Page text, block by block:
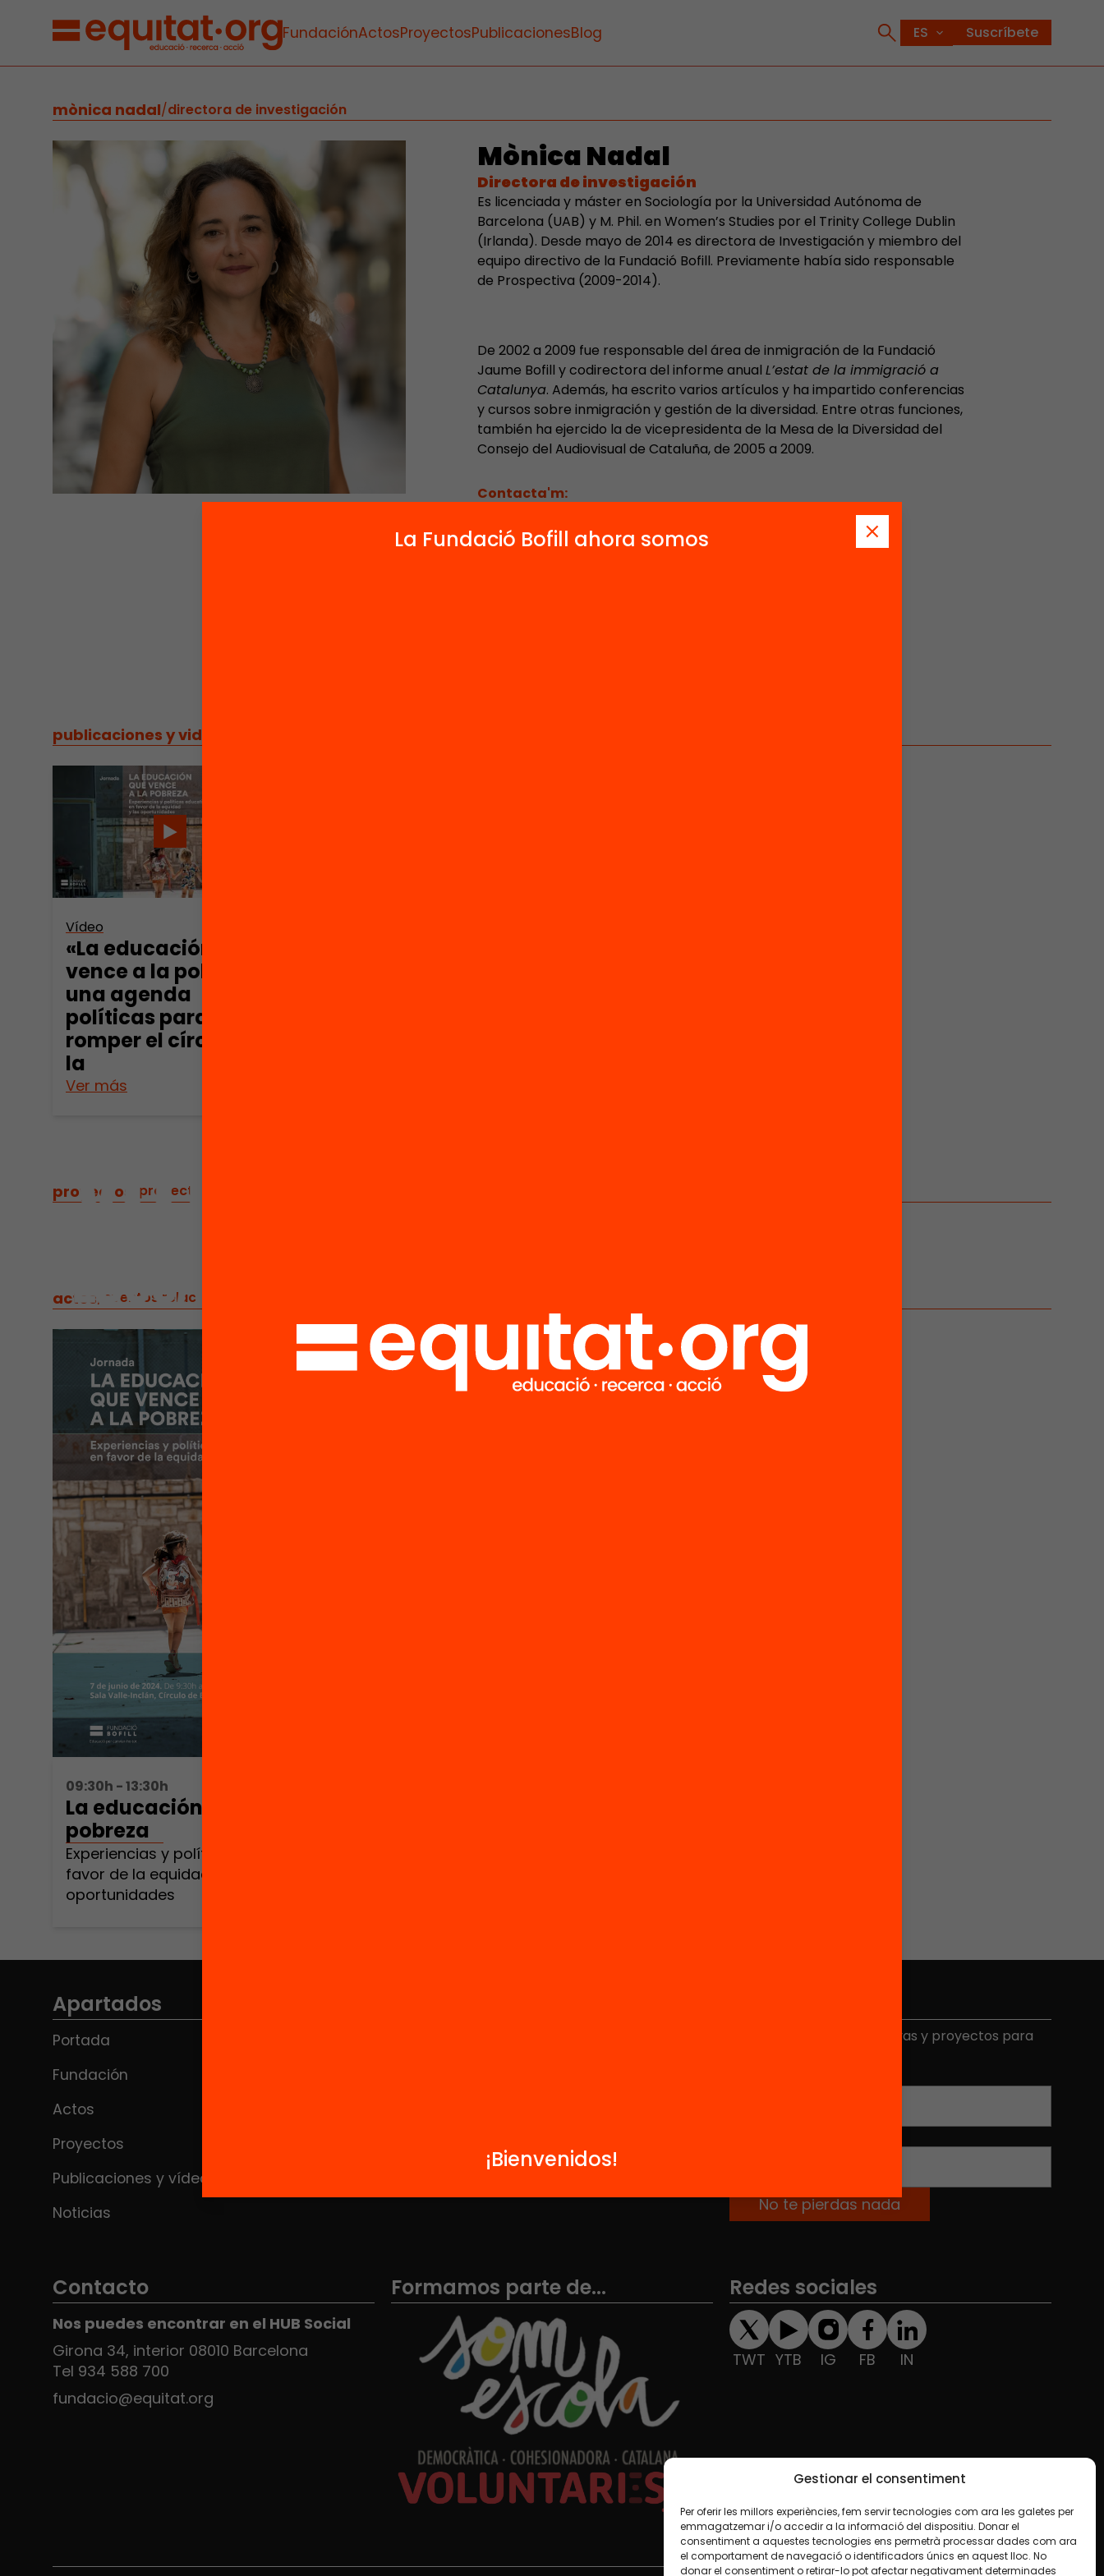
Gestionar el consentiment
Per oferir les millors experiències, fem servir tecnologies com ara les galetes per
emmagatzemar i/o accedir a la informació del dispositiu. Donar el
consentiment a aquestes tecnologies ens permetrà processar dades com ara
el comportament de navegació o identificadors únics en aquest lloc. No
donar el consentiment o retirar-lo pot afectar negativament determinades
FundaciónActosProyectosPublicacionesBlog Suscríbete
mònica nadal/directora de investigación
Mònica Nadal
Directora de investigación
Es licenciada y máster en Sociología por la Universidad Autónoma de
Barcelona (UAB) y M. Phil. en Women’s Studies por el Trinity College Dublin
(Irlanda). Desde mayo de 2014 es directora de Investigación y miembro del
equipo directivo de la Fundació Bofill. Previamente había sido responsable
de Prospectiva (2009-2014).
De 2002 a 2009 fue responsable del área de inmigración de la Fundació
Jaume Bofill y codirectora del informe anual L’estat de la immigració a
Catalunya. Además, ha escrito varios artículos y ha impartido conferencias
y cursos sobre inmigración y gestión de la diversidad. Entre otras funciones,
también ha ejercido la de vicepresidenta de la Mesa de la Diversidad del
Consejo del Audiovisual de Cataluña, de 2005 a 2009.
Contacta'm:
publicaciones y videos
Vídeo
«La educación que
vence a la pobreza»:
una agenda
políticas para
romper el círculo de
la
Ver más
proyectos proyectos relacionados
actos/ eventos relacionados
09:30h - 13:30h
La educación que vence a la
pobreza
Experiencias y políticas educativas en
favor de la equidad y las
oportunidades
Recibe contenidos, iniciativas y proyectos para
Apartados
Portada
Fundación
Actos
Proyectos
Publicaciones y vídeos
Noticias
Contacto
Nos puedes encontrar en el HUB Social
Girona 34, interior 08010 Barcelona
Tel 934 588 700
fundacio@equitat.org
Formamos parte de... Redes sociales
TWT YTB IG FB IN
La Fundació Bofill ahora somos
¡Bienvenidos!